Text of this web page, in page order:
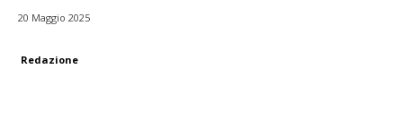
20 Maggio 2025
Redazione